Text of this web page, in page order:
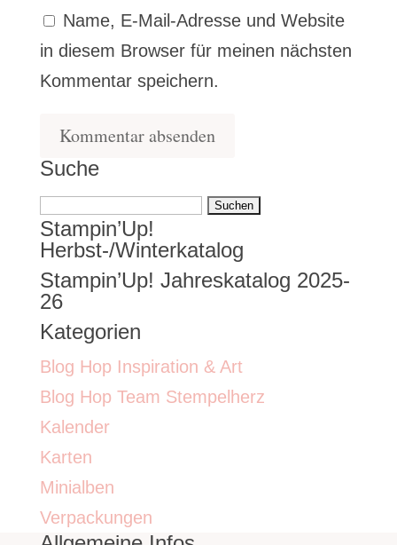
Name, E-Mail-Adresse und Website
in diesem Browser für meinen nächsten
Kommentar speichern.
Suche
Suchen
nach:
Stampin’Up!
Herbst-/Winterkatalog
Stampin’Up! Jahreskatalog 2025-
26
Kategorien
Blog Hop Inspiration & Art
Blog Hop Team Stempelherz
Kalender
Karten
Minialben
Verpackungen